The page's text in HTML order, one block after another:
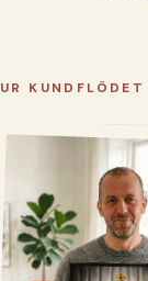
UR KUNDFLÖDET